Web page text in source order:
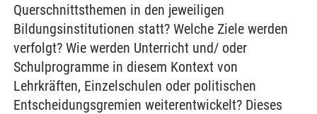
Querschnittsthemen in den jeweiligen
Bildungsinstitutionen statt? Welche Ziele werden
verfolgt? Wie werden Unterricht und/ oder
Schulprogramme in diesem Kontext von
Lehrkräften, Einzelschulen oder politischen
Entscheidungsgremien weiterentwickelt? Dieses